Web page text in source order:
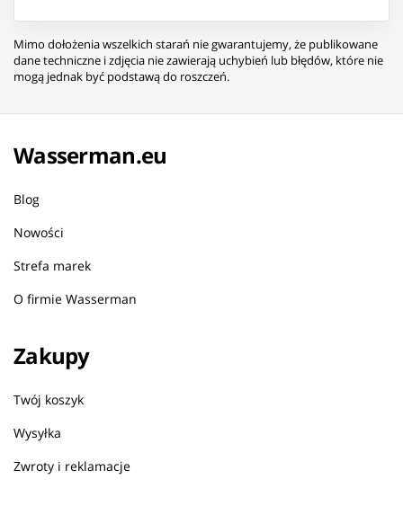
Mimo dołożenia wszelkich starań nie gwarantujemy, że publikowane
dane techniczne i zdjęcia nie zawierają uchybień lub błędów, które nie
mogą jednak być podstawą do roszczeń.
Wasserman.eu
Blog
Nowości
Strefa marek
O firmie Wasserman
Zakupy
Twój koszyk
Wysyłka
Zwroty i reklamacje